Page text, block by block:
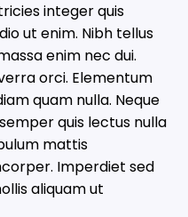
integer quis
ut enim. Nibh tellus
enim nec dui.
orci. Elementum
quam nulla. Neque
quis lectus nulla
mattis
Imperdiet sed
aliquam ut